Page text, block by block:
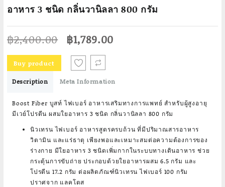
อาหาร 3 ชนิด กลิ่นวานิลลา 800 กรัม
฿2,400.00 Original
price
was:
฿2,400.00.
฿1,789.00
Buy product
Description Meta Information
Boost Fiber บูสท์ ไฟเบอร์ อาหารเสริมทางการแพทย์ สำหรับผู้สูงอายุ
มีเวย์โปรตีน ผสมใยอาหาร 3 ชนิด กลิ่นวานิลลา 800 กรัม
นิวเทรน ไฟเบอร์ อาหารสูตรครบถ้วน ที่มีปริมาณสารอาหาร
วิตามิน และแร่ธาตุ เพียงพอและเหมาะสมต่อความต้องการของ
ร่างกาย มีใยอาหาร 3 ชนิดเพิ่มกากในระบบทางเดินอาหาร ช่วย
กระตุ้นการขับถ่าย ประกอบด้วยใยอาหารผสม 6.5 กรัม และ
โปรตีน 17.2 กรัม ต่อผลิตภัณฑ์นิวเทรน ไฟเบอร์ 100 กรัม
ปราศจาก แลคโตส